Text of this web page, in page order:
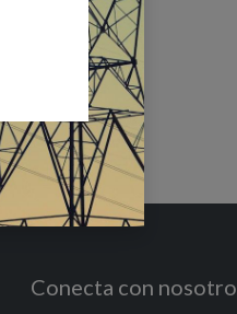
Conecta con